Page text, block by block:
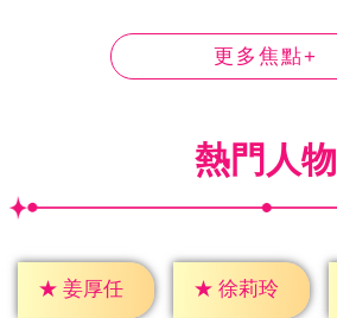
更多焦點+
熱門人物
★ 姜厚任 ★ 徐莉玲